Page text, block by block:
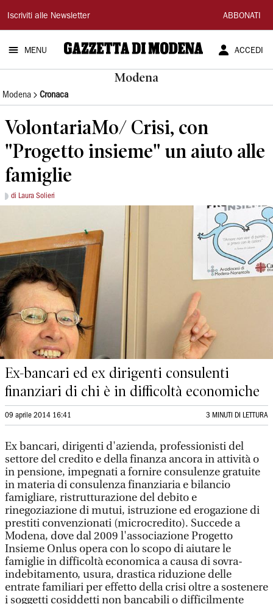
Gazzetta
di
Modena
Iscriviti alle Newsletter ABBONATI
MENU ACCEDI
Modena
Modena Cronaca
VolontariaMo/ Crisi, con
"Progetto insieme" un aiuto alle
famiglie
di Laura Solieri
Ex-bancari ed ex dirigenti consulenti
finanziari di chi è in difficoltà economiche
09 aprile 2014 16:41 3 MINUTI DI LETTURA
Ex bancari, dirigenti d'azienda, professionisti del
settore del credito e della finanza ancora in attività o
in pensione, impegnati a fornire consulenze gratuite
in materia di consulenza finanziaria e bilancio
famigliare, ristrutturazione del debito e
rinegoziazione di mutui, istruzione ed erogazione di
prestiti convenzionati (microcredito). Succede a
Modena, dove dal 2009 l'associazione Progetto
Insieme Onlus opera con lo scopo di aiutare le
famiglie in difficoltà economica a causa di sovra-
indebitamento, usura, drastica riduzione delle
entrate familiari per effetto della crisi oltre a sostenere
i soggetti cosiddetti non bancabili o difficilmente